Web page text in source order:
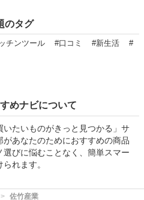
のタグ
チンツール #口コミ #新生活
#
めナビについて
たいものがきっと見つかる」サ
あなたのためにおすすめの商品
びに悩むことなく、簡単スマー
れます。
佐竹産業